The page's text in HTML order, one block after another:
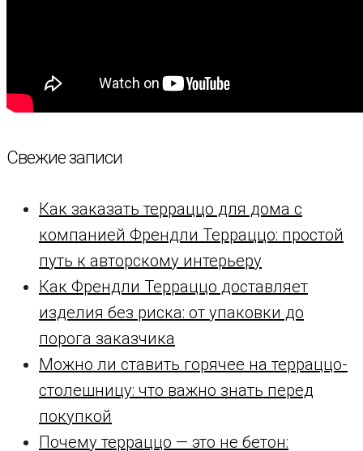
Свежие записи
Как заказать терраццо для дома с
компанией Френдли Терраццо: простой
путь к авторскому интерьеру
Как Френдли Терраццо доставляет
изделия без риска: от упаковки до
порога заказчика
Можно ли ставить горячее на терраццо-
столешницу: что важно знать перед
покупкой
Почему терраццо — это не бетон: